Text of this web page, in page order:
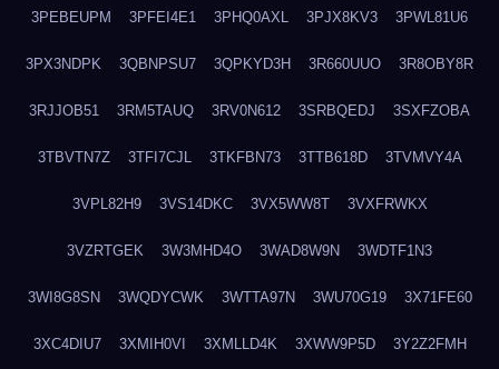
3PEBEUPM 3PFEI4E1 3PHQ0AXL 3PJX8KV3 3PWL81U6
3PX3NDPK 3QBNPSU7 3QPKYD3H 3R660UUO 3R8OBY8R
3RJJOB51 3RM5TAUQ 3RV0N612 3SRBQEDJ 3SXFZOBA
3TBVTN7Z 3TFI7CJL 3TKFBN73 3TTB618D 3TVMVY4A
3VPL82H9 3VS14DKC 3VX5WW8T 3VXFRWKX
3VZRTGEK 3W3MHD4O 3WAD8W9N 3WDTF1N3
3WI8G8SN 3WQDYCWK 3WTTA97N 3WU70G19 3X71FE60
3XC4DIU7 3XMIH0VI 3XMLLD4K 3XWW9P5D 3Y2Z2FMH